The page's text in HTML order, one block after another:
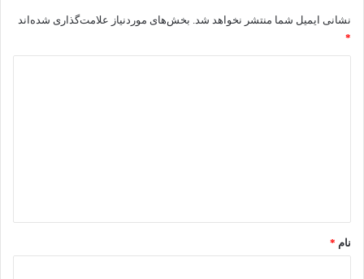
نشانی ایمیل شما منتشر نخواهد شد. بخش‌های موردنیاز علامت‌گذاری شده‌اند
*
نام *